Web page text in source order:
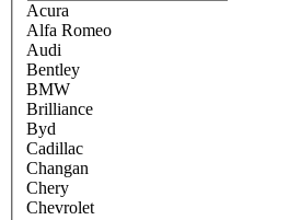
Acura
Alfa Romeo
Audi
Bentley
BMW
Brilliance
Byd
Cadillac
Changan
Chery
Chevrolet